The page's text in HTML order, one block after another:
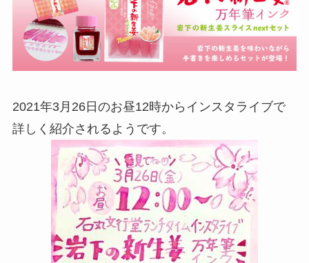
2021年3月26日のお昼12時からインスタライブで
詳しく紹介されるようです。